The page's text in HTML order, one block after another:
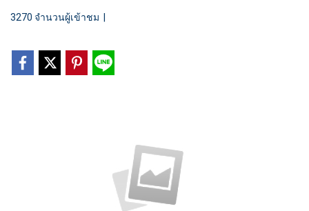
3270 จำนวนผู้เข้าชม